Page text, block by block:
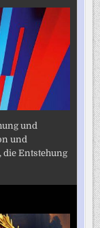
und
und
die Entstehung